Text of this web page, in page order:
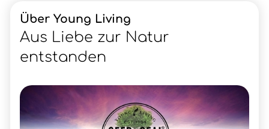
Über Young Living
Aus Liebe zur Natur
entstanden